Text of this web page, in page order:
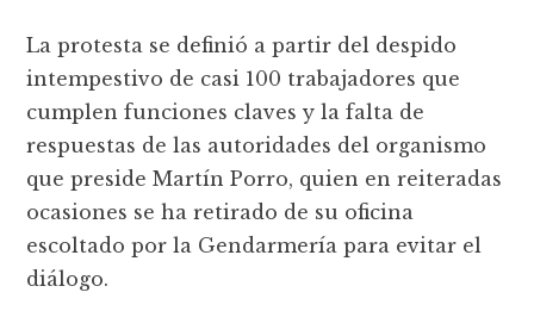
La protesta se definió a partir del despido
intempestivo de casi 100 trabajadores que
cumplen funciones claves y la falta de
respuestas de las autoridades del organismo
que preside Martín Porro, quien en reiteradas
ocasiones se ha retirado de su oficina
escoltado por la Gendarmería para evitar el
diálogo.